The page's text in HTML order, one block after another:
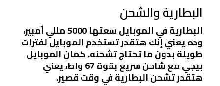
البطارية والشحن
البطارية في الموبايل سعتها 5000 مللي أمبير،
وده يعني إنك هتقدر تستخدم الموبايل لفترات
طويلة بدون ما تحتاج تشحنه. كمان الموبايل
بيجي مع شاحن سريع بقوة 67 واط، يعني
هتقدر تشحن البطارية في وقت قصير.